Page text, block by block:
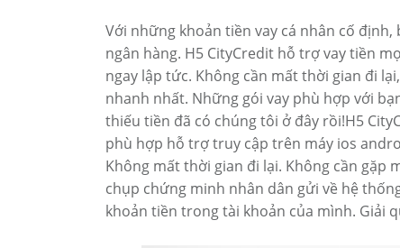
Với những khoản tiền vay cá nhân cố
ngân hàng. H5 CityCredit hỗ trợ vay tiền
ngay lập tức. Không cần mất thời gian đi
nhanh nhất. Những gói vay phù hợp với
thiếu tiền đã có chúng tôi ở đây rồi!H5
phù hợp hỗ trợ truy cập trên máy ios
Không mất thời gian đi lại. Không cần
chụp chứng minh nhân dân gửi về hệ
khoản tiền trong tài khoản của mình. Giải